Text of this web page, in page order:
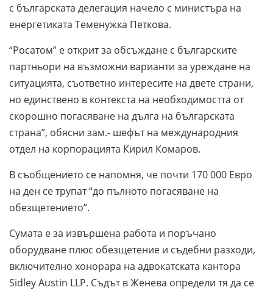
с българската делегация начело с министъра на
енергетиката Теменужка Петкова.
“Росатом” е открит за обсъждане с българските
партньори на възможни варианти за уреждане на
ситуацията, съответно интересите на двете страни,
но единствено в контекста на необходимостта от
скорошно погасяване на дълга на българската
страна”, обясни зам.- шефът на международния
отдел на корпорацията Кирил Комаров.
В съобщението се напомня, че почти 170 000 Евро
на ден се трупат “до пълното погасяване на
обезщетението”.
Сумата е за извършена работа и поръчано
оборудване плюс обезщетение и съдебни разходи,
включително хонорара на адвокатската кантора
Sidley Austin LLP. Съдът в Женева определи тя да се